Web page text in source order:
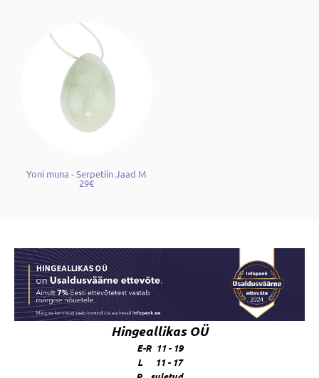
Yoni muna - Serpetiin Jaad M
29€
Hingeallikas OÜ
E-R 11 - 19
L 11 - 17